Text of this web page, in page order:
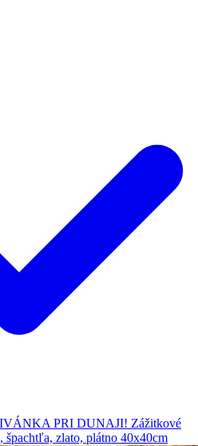
IVÁNKA PRI DUNAJI! Zážitkové
zlato, plátno 40x40cm